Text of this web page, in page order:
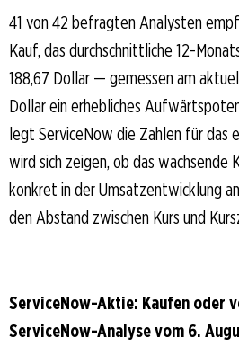
41 von 42 befragten Analysten
Kauf, das durchschnittliche 12-
188,67 Dollar — gemessen am
Dollar ein erhebliches
legt ServiceNow die Zahlen für das
wird sich zeigen, ob das
konkret in der Umsatzentwicklung
den Abstand zwischen Kurs und
ServiceNow-Aktie: Kaufen oder
ServiceNow-Analyse vom 6.